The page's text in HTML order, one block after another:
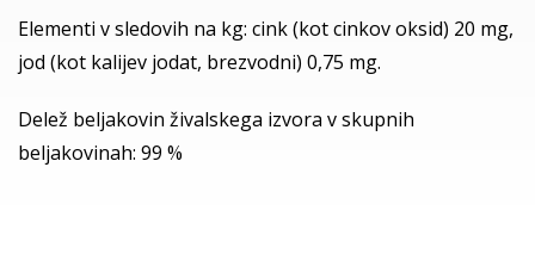
Elementi v sledovih na kg: cink (kot cinkov oksid) 20 mg,
jod (kot kalijev jodat, brezvodni) 0,75 mg.
Delež beljakovin živalskega izvora v skupnih
beljakovinah: 99 %